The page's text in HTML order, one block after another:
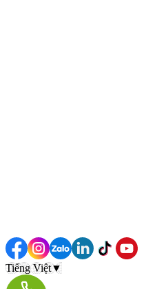
Tiếng Việt▼